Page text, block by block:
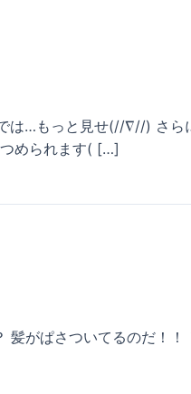
…もっと見せ(//∇//) さら
められます( […]
がぱさついてるのだ！